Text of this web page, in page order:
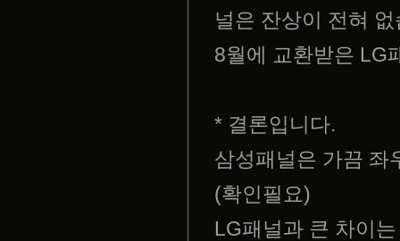
널은 잔상이 전혀
8월에 교환받은 LG
* 결론입니다.
삼성패널은 가끔 좌
(확인필요)
LG패널과 큰 차이